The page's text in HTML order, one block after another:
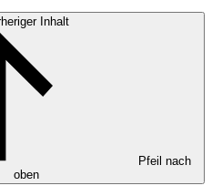
Inhalt
Pfeil nach
oben